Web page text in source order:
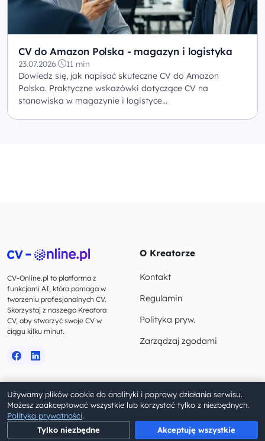
CV do Amazon Polska - magazyn i logistyka
23.07.2026· 11 min
Dowiedz się, jak napisać skuteczne CV do Amazon
Polska. Praktyczne wskazówki dotyczące CV na
stanowiska w magazynie i logistyce...
CV-Online.pl to platforma z
funkcjami AI, która pomaga w
tworzeniu profesjonalnych CV.
Skorzystaj z naszego Kreatora
CV, aby stworzyć swoje CV w
ciągu kilku minut.
O Kreatorze
Kontakt
Regulamin
Polityka pryw.
Zarządzaj zgodami
© 2023-2026 CV-Online.pl. Wszelkie prawa zastrzeżone.
Używamy plików cookie do analityki i poprawy działania serwisu.
Możesz zaakceptować wszystkie lub korzystać tylko z niezbędnych.
Polityka prywatności.
Tylko niezbędne
Akceptuję wszystkie